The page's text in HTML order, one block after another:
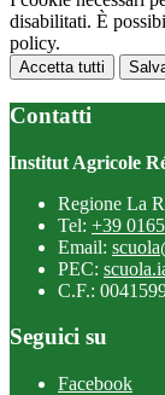
disabilitati. È
policy.
Accetta tutti
Contatti
Institut Agricole
Regione La
Tel: +39
Email:
PEC:
C.F.:
Seguici su
Facebook